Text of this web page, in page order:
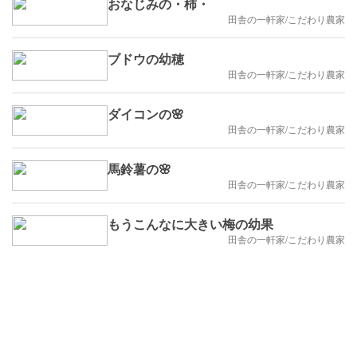
田舎の一軒家/こだわり農家
ブドウの幼穂
田舎の一軒家/こだわり農家
ダイコンの🌸
田舎の一軒家/こだわり農家
馬鈴薯の🌸
田舎の一軒家/こだわり農家
もうこんなに大きい梅の幼果
田舎の一軒家/こだわり農家